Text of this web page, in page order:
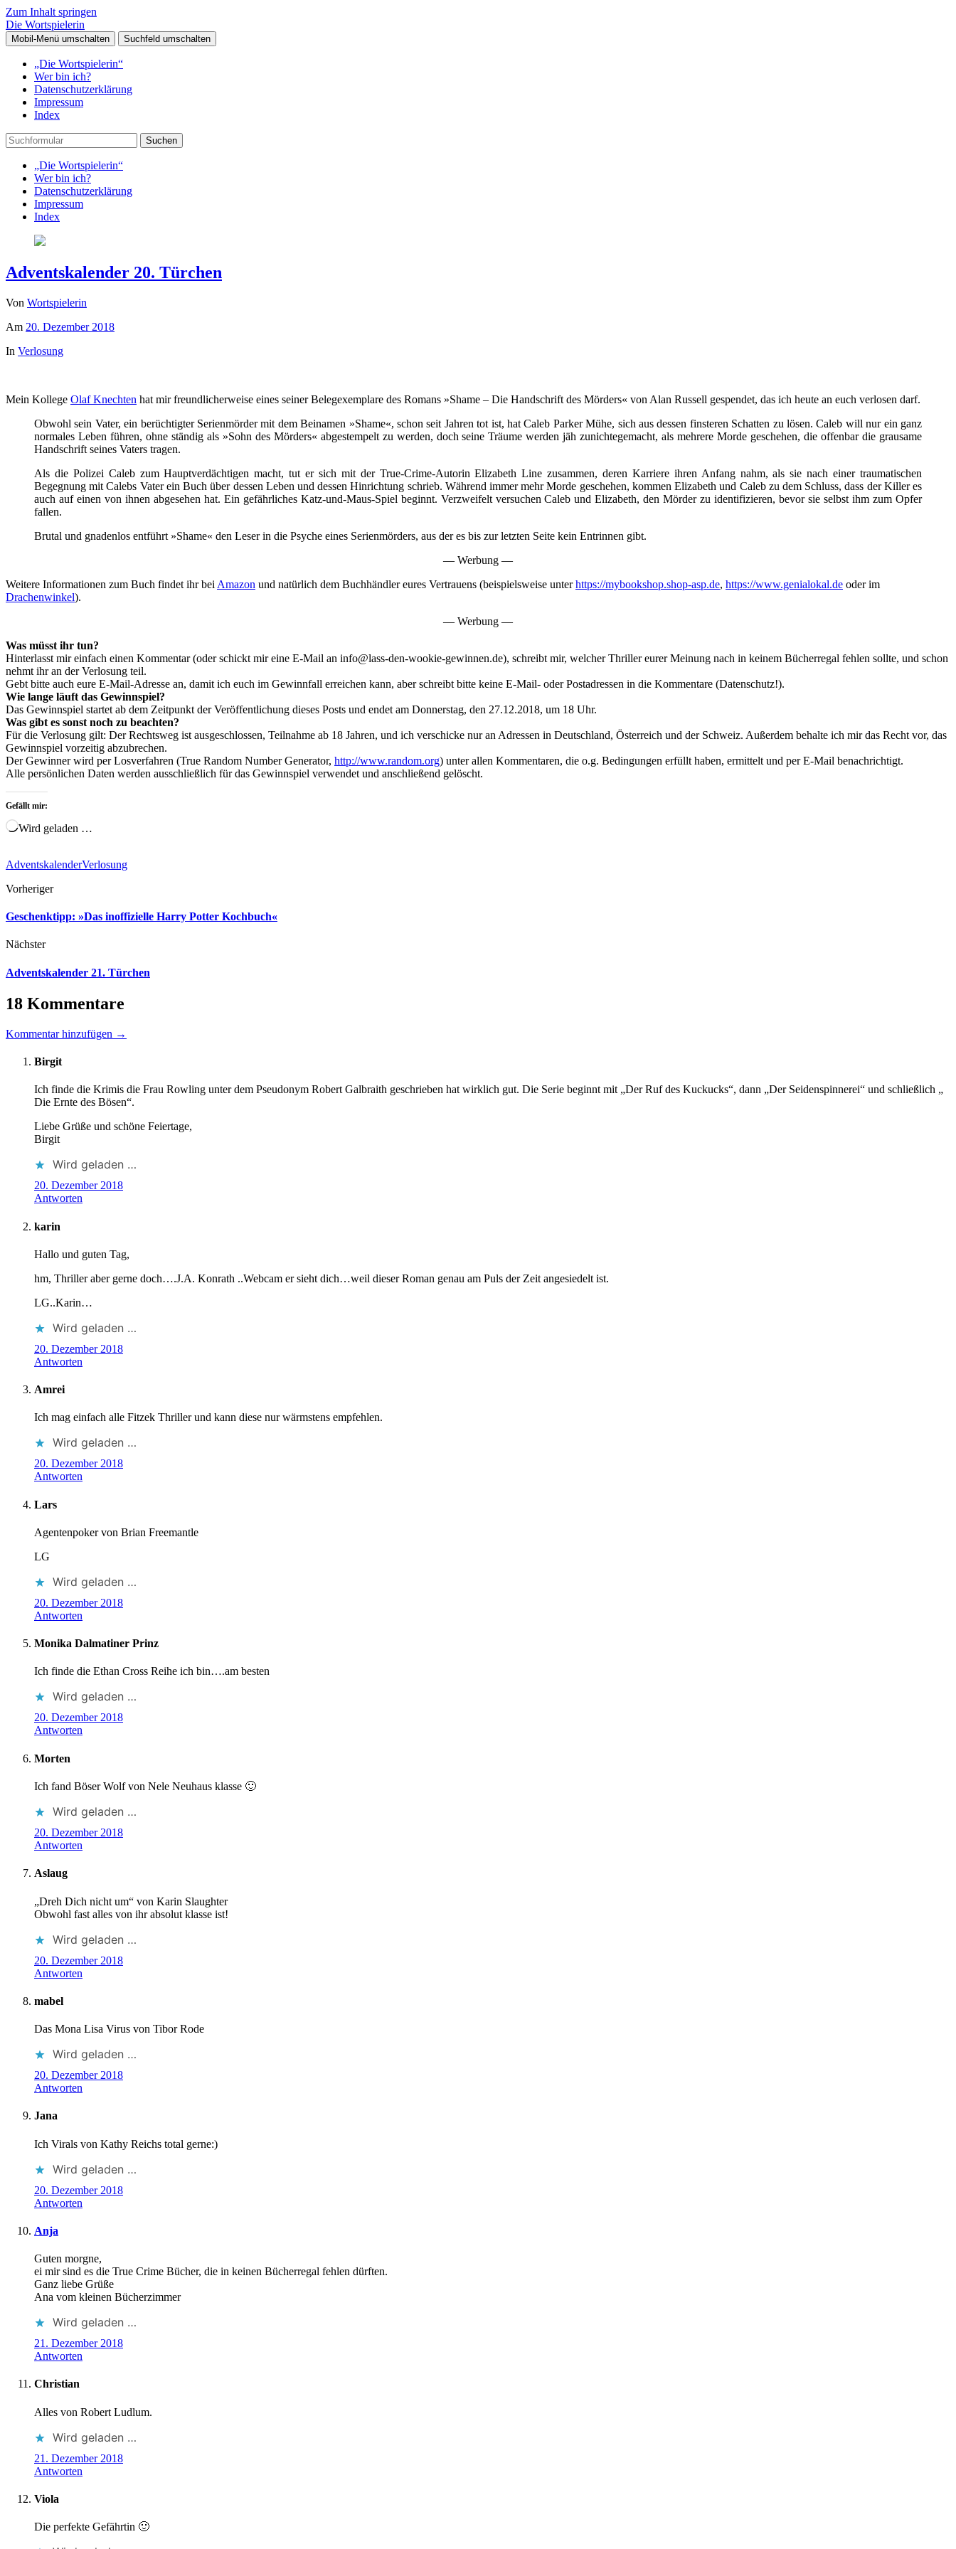
Zum Inhalt springen
Die Wortspielerin
Mobil-Menü umschalten Suchfeld umschalten
„Die Wortspielerin“
Wer bin ich?
Datenschutzerklärung
Impressum
Index
Suchen
„Die Wortspielerin“
Wer bin ich?
Datenschutzerklärung
Impressum
Index
Adventskalender 20. Türchen
Von Wortspielerin
Am 20. Dezember 2018
In Verlosung
Mein Kollege Olaf Knechten hat mir freundlicherweise eines seiner Belegexemplare des Romans »Shame – Die Handschrift des Mörders« von Alan Russell gespendet, das ich heute an euch verlosen darf.
Obwohl sein Vater, ein berüchtigter Serienmörder mit dem Beinamen »Shame«, schon seit Jahren tot ist, hat Caleb Parker Mühe, sich aus dessen finsteren Schatten zu lösen. Caleb will nur ein ganz
normales Leben führen, ohne ständig als »Sohn des Mörders« abgestempelt zu werden, doch seine Träume werden jäh zunichtegemacht, als mehrere Morde geschehen, die offenbar die grausame
Handschrift seines Vaters tragen.
Als die Polizei Caleb zum Hauptverdächtigen macht, tut er sich mit der True-Crime-Autorin Elizabeth Line zusammen, deren Karriere ihren Anfang nahm, als sie nach einer traumatischen
Begegnung mit Calebs Vater ein Buch über dessen Leben und dessen Hinrichtung schrieb. Während immer mehr Morde geschehen, kommen Elizabeth und Caleb zu dem Schluss, dass der Killer es
auch auf einen von ihnen abgesehen hat. Ein gefährliches Katz-und-Maus-Spiel beginnt. Verzweifelt versuchen Caleb und Elizabeth, den Mörder zu identifizieren, bevor sie selbst ihm zum Opfer
fallen.
Brutal und gnadenlos entführt »Shame« den Leser in die Psyche eines Serienmörders, aus der es bis zur letzten Seite kein Entrinnen gibt.
— Werbung —
Weitere Informationen zum Buch findet ihr bei Amazon und natürlich dem Buchhändler eures Vertrauens (beispielsweise unterhttps://mybookshop.shop-asp.de, https://www.genialokal.de oder im
Drachenwinkel).
— Werbung —
Was müsst ihr tun?
Hinterlasst mir einfach einen Kommentar (oder schickt mir eine E-Mail an info@lass-den-wookie-gewinnen.de), schreibt mir, welcher Thriller eurer Meinung nach in keinem Bücherregal fehlen sollte, und schon
nehmt ihr an der Verlosung teil.
Gebt bitte auch eure E-Mail-Adresse an, damit ich euch im Gewinnfall erreichen kann, aber schreibt bitte keine E-Mail- oder Postadressen in die Kommentare (Datenschutz!).
Wie lange läuft das Gewinnspiel?
Das Gewinnspiel startet ab dem Zeitpunkt der Veröffentlichung dieses Posts und endet am Donnerstag, den 27.12.2018, um 18 Uhr.
Was gibt es sonst noch zu beachten?
Für die Verlosung gilt: Der Rechtsweg ist ausgeschlossen, Teilnahme ab 18 Jahren, und ich verschicke nur an Adressen in Deutschland, Österreich und der Schweiz. Außerdem behalte ich mir das Recht vor, das
Gewinnspiel vorzeitig abzubrechen.
Der Gewinner wird per Losverfahren (True Random Number Generator, http://www.random.org) unter allen Kommentaren, die o.g. Bedingungen erfüllt haben, ermittelt und per E-Mail benachrichtigt.
Alle persönlichen Daten werden ausschließlich für das Gewinnspiel verwendet und anschließend gelöscht.
Gefällt mir:
Wird geladen …
AdventskalenderVerlosung
Vorheriger
Geschenktipp: »Das inoffizielle Harry Potter Kochbuch«
Nächster
Adventskalender 21. Türchen
18 Kommentare
Kommentar hinzufügen →
Birgit
Ich finde die Krimis die Frau Rowling unter dem Pseudonym Robert Galbraith geschrieben hat wirklich gut. Die Serie beginnt mit „Der Ruf des Kuckucks“, dann „Der Seidenspinnerei“ und schließlich „
Die Ernte des Bösen“.
Liebe Grüße und schöne Feiertage,
Birgit
Wird geladen …
20. Dezember 2018
Antworten
karin
Hallo und guten Tag,
hm, Thriller aber gerne doch….J.A. Konrath ..Webcam er sieht dich…weil dieser Roman genau am Puls der Zeit angesiedelt ist.
LG..Karin…
Wird geladen …
20. Dezember 2018
Antworten
Amrei
Ich mag einfach alle Fitzek Thriller und kann diese nur wärmstens empfehlen.
Wird geladen …
20. Dezember 2018
Antworten
Lars
Agentenpoker von Brian Freemantle
LG
Wird geladen …
20. Dezember 2018
Antworten
Monika Dalmatiner Prinz
Ich finde die Ethan Cross Reihe ich bin….am besten
Wird geladen …
20. Dezember 2018
Antworten
Morten
Ich fand Böser Wolf von Nele Neuhaus klasse 🙂
Wird geladen …
20. Dezember 2018
Antworten
Aslaug
„Dreh Dich nicht um“ von Karin Slaughter
Obwohl fast alles von ihr absolut klasse ist!
Wird geladen …
20. Dezember 2018
Antworten
mabel
Das Mona Lisa Virus von Tibor Rode
Wird geladen …
20. Dezember 2018
Antworten
Jana
Ich Virals von Kathy Reichs total gerne:)
Wird geladen …
20. Dezember 2018
Antworten
Anja
Guten morgne,
ei mir sind es die True Crime Bücher, die in keinen Bücherregal fehlen dürften.
Ganz liebe Grüße
Ana vom kleinen Bücherzimmer
Wird geladen …
21. Dezember 2018
Antworten
Christian
Alles von Robert Ludlum.
Wird geladen …
21. Dezember 2018
Antworten
Viola
Die perfekte Gefährtin 🙂